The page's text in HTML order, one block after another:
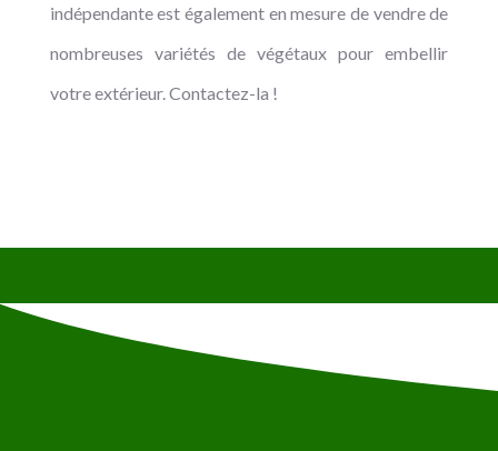
indépendante est également en mesure de vendre de
nombreuses variétés de végétaux pour embellir
votre extérieur. Contactez-la !